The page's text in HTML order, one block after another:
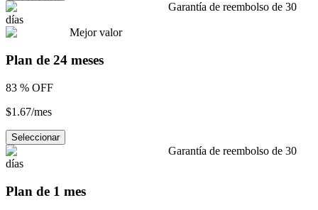
Garantía de reembolso de 30
días
Mejor valor
Plan de 24 meses
83 % OFF
$1.67/mes
Seleccionar
Garantía de reembolso de 30
días
Plan de 1 mes